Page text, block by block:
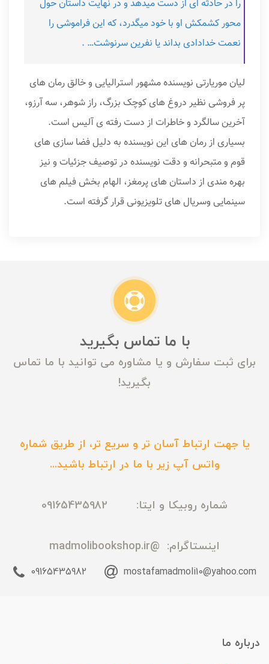
را در حادثه ای از دست میدهد و در نهایت داستان حول
محور کشمکش او با خود میگدرد، که این فراموشی را
نعمت خدادادی بداند یا نفرین سرنوشت… .
لیان موریارتی نویسنده مشهور استرالیایی و خالق رمان های
پر فروشی نظیر دروغ های کوچک بزرگ، راز شوهر، سه آرزو،
آخرین سالگرد و خاطرات از دست رفته ی آلیس است.
بسیاری از رمان های این نویسنده به دلیل فضا سازی های
قوم و متبحرانه و دقت نویسنده در توصیف جزئیات و نیز
بهره مندی از داستان های پرمغز، الهام بخش فیلم های
سینمایی وسریال های تلویزیونی قرار گرفته است.
با ما تماس بگیرید
برای ثبت سفارش و یا مشاوره می توانید با ما تماس
بگیرید!
یا جهت ارتباط آسان تر و سریع تر، از طریق شماره
واتس آپ زیر با ما در ارتباط باشید...
شماره روبیکا و ایتا: 09165435982
اینستاگرام: @madmolibookshop.ir
mostafamadmoli10@yahoo.com
09165435982
درباره ما